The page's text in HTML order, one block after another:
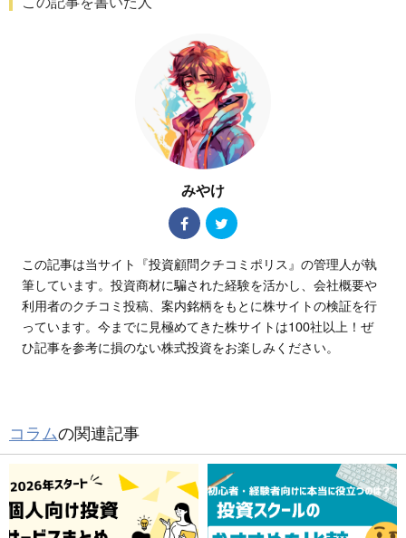
みやけ
この記事は当サイト『投資顧問クチコミポリス』の管理人が執
筆しています。投資商材に騙された経験を活かし、会社概要や
利用者のクチコミ投稿、案内銘柄をもとに株サイトの検証を行
っています。今までに見極めてきた株サイトは100社以上！ぜ
ひ記事を参考に損のない株式投資をお楽しみください。
コラムの関連記事